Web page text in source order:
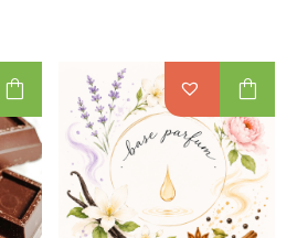
shopping_bag shopping_bag